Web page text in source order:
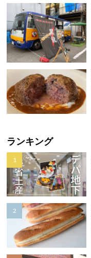
ランキング